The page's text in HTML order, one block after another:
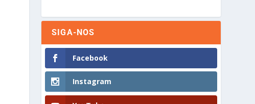
SIGA-NOS
Facebook
Instagram